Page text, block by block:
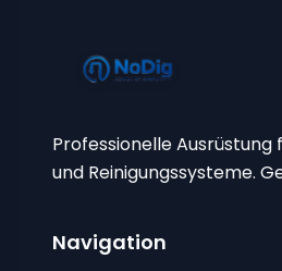
Professionelle Ausrüstung
und Reinigungssysteme.
Navigation